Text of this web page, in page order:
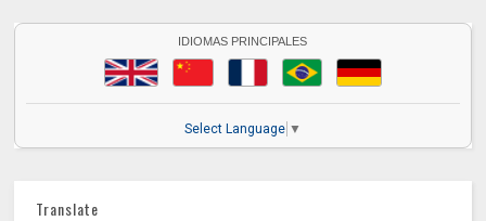
IDIOMAS PRINCIPALES
Select Language ▼
Translate